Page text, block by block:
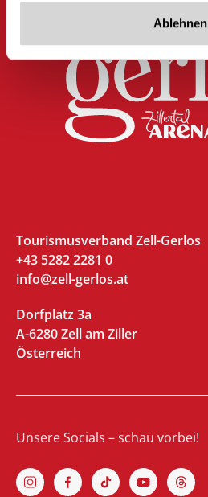
Ablehnen
Tourismusverband Zell-Gerlos
+43 5282 2281 0
info@zell-gerlos.at
Dorfplatz 3a
A-6280 Zell am Ziller
Österreich
Unsere Socials – schau vorbei!